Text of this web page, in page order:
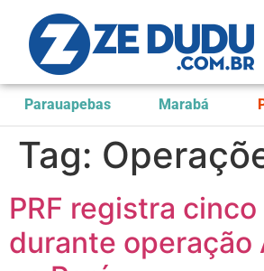
Parauapebas Marabá
Tag:
PRF registra
durante operação